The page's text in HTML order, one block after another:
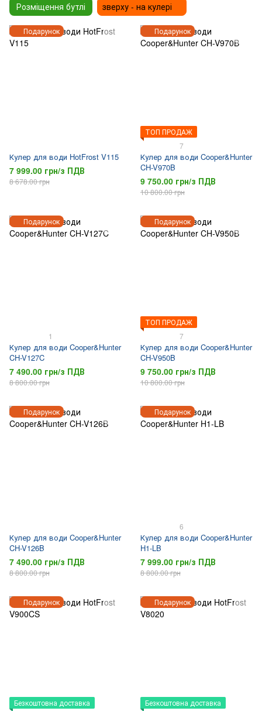
Розміщення бутлі зверху - на кулері
Подарунок
Кулер для води HotFrost V115
7 999.00 грн/з ПДВ
8 678.00 грн
Подарунок
ТОП ПРОДАЖ
7
Кулер для води Cooper&Hunter
CH-V970B
9 750.00 грн/з ПДВ
10 800.00 грн
Подарунок
1
Кулер для води Cooper&Hunter
CH-V127C
7 490.00 грн/з ПДВ
8 800.00 грн
Подарунок
ТОП ПРОДАЖ
7
Кулер для води Cooper&Hunter
CH-V950B
9 750.00 грн/з ПДВ
10 800.00 грн
Подарунок
Кулер для води Cooper&Hunter
CH-V126B
7 490.00 грн/з ПДВ
8 800.00 грн
Подарунок
6
Кулер для води Cooper&Hunter
H1-LB
7 999.00 грн/з ПДВ
8 800.00 грн
Подарунок
Безкоштовна доставка
Подарунок
Безкоштовна доставка